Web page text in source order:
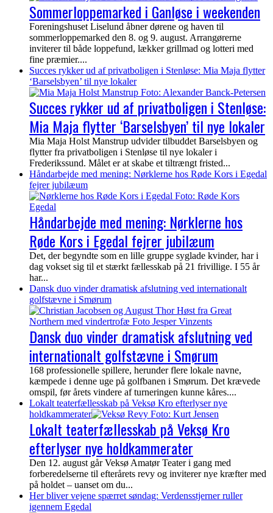
Sommerloppemarked i Ganløse i weekenden
Foreningshuset Liselund åbner dørene og haven til
sommerloppemarked den 8. og 9. august. Arrangørerne
inviterer til både loppefund, lækker grillmad og lotteri med
fine præmier....
Succes rykker ud af privatboligen i Stenløse: Mia Maja flytter
‘Barselsbyen’ til nye lokaler
Succes rykker ud af privatboligen i Stenløse:
Mia Maja flytter ‘Barselsbyen’ til nye lokaler
Mia Maja Holst Manstrup udvider tilbuddet Barselsbyen og
flytter fra privatboligen i Stenløse til nye lokaler i
Frederikssund. Målet er at skabe et tiltrængt fristed...
Håndarbejde med mening: Nørklerne hos Røde Kors i Egedal
fejrer jubilæum
Håndarbejde med mening: Nørklerne hos
Røde Kors i Egedal fejrer jubilæum
Det, der begyndte som en lille gruppe syglade kvinder, har i
dag vokset sig til et stærkt fællesskab på 21 frivillige. I 55 år
har...
Dansk duo vinder dramatisk afslutning ved internationalt
golfstævne i Smørum
Dansk duo vinder dramatisk afslutning ved
internationalt golfstævne i Smørum
168 professionelle spillere, herunder flere lokale navne,
kæmpede i denne uge på golfbanen i Smørum. Det krævede
omspil, før årets vindere af turneringen kunne kåres....
Lokalt teaterfællesskab på Veksø Kro efterlyser nye
holdkammerater
Lokalt teaterfællesskab på Veksø Kro
efterlyser nye holdkammerater
Den 12. august går Veksø Amatør Teater i gang med
forberedelserne til efterårets revy og inviterer nye kræfter med
på holdet – uanset om du...
Her bliver vejene spærret søndag: Verdensstjerner ruller
igennem Egedal